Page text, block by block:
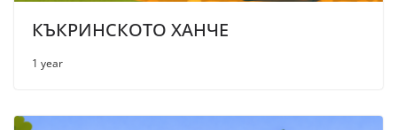
КЪКРИНСКОТО ХАНЧЕ
1 year